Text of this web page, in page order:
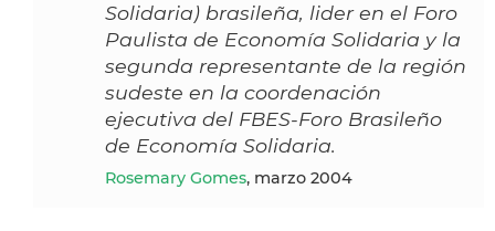
Solidaria) brasileña, lider en el Foro
Paulista de Economía Solidaria y la
segunda representante de la región
sudeste en la coordenación
ejecutiva del FBES-Foro Brasileño
de Economía Solidaria.
Rosemary Gomes, marzo 2004